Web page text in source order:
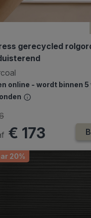
gerecycled
online - wordt binnen 5
€ 173
20%